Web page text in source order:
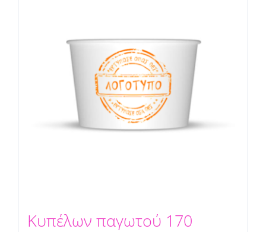
Κυπέλων παγωτού 170